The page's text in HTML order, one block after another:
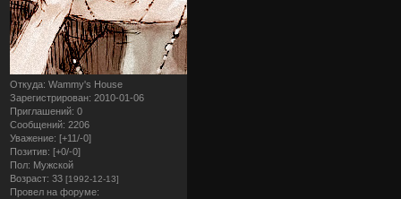
Откуда: Wammy's House
Зарегистрирован: 2010-01-06
Приглашений: 0
Сообщений: 2206
Уважение: [+11/-0]
Позитив: [+0/-0]
Пол: Мужской
Возраст: 33 [1992-12-13]
Провел на форуме: